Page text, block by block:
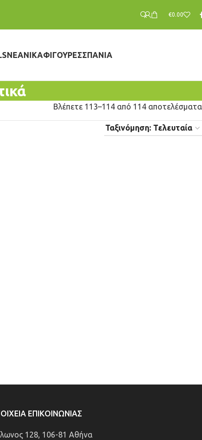
€0.00
ΝΕΑΝΙΚΆΦΙΓΟΎΡΕΣΣΠΆΝΙΑ
Βλέπετε 113–114 από 114 αποτελέσματα
ΕΠΙΚΟΙΝΩΝΊΑΣ
128, 106-81 Αθήνα